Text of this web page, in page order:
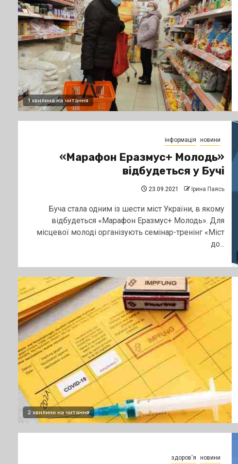
1 хвилина на читання
інформація новини
«Марафон Еразмус+ Молодь»
відбудеться у Бучі
23.09.2021 Ірина Паясь
Буча стала одним із шести міст України, в якому
відбудеться «Марафон Еразмус+ Молодь». Для
місцевої молоді організують семінар-тренінг «Міст
до...
2 хвилини на читання
здоров'я новини